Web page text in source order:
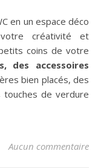
en un espace déco
créativité et
coins de votre
des accessoires
bien placés, des
de verdure
Aucun commentaire